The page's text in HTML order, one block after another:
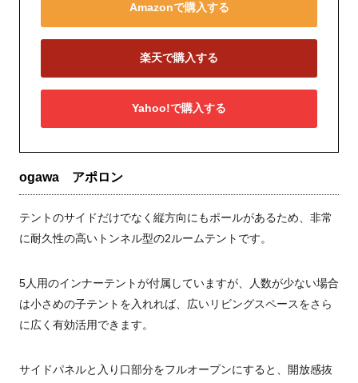
Amazonで購入する
楽天で購入する
Yahoo!で購入する
ogawa アポロン
テントのサイドだけでなく縦方向にもポールがあるため、非常
に耐久性の高いトンネル型の2ルームテントです。
5人用のインナーテントが付属していますが、人数が少ない場合
は小さめの子テントを入れれば、広いリビングスペースをさら
に広く有効活用できます。
サイドパネルと入り口部分をフルオープンにすると、開放感抜